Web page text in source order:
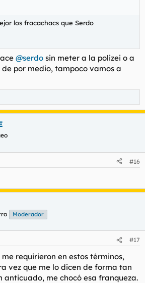
los fracachacs que Serdo
@serdo sin meter a la polizei o a
de por medio, tampoco vamos a
#16
Moderador
#17
requirieron en estos términos,
vez que me lo dicen de forma tan
anticuado, me chocó esa franqueza.